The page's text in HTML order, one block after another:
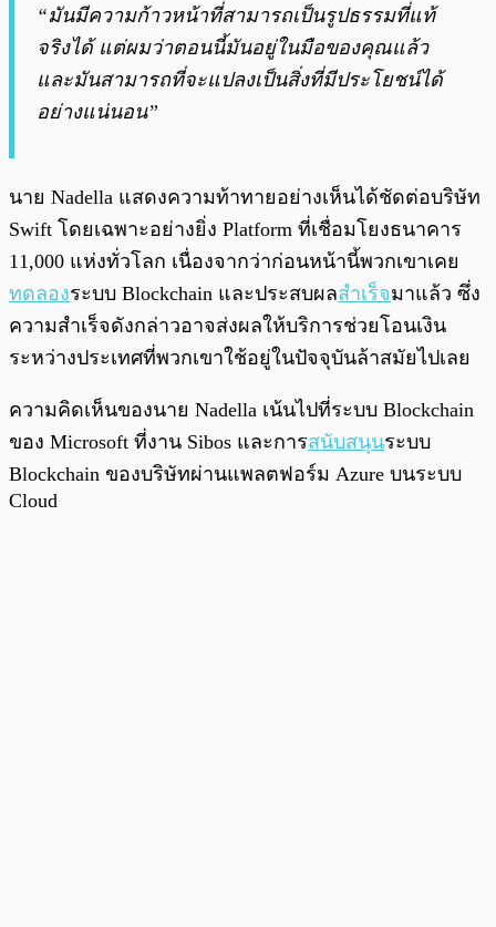
“มันมีความก้าวหน้าที่สามารถเป็นรูปธรรมที่แท้
จริงได้ แต่ผมว่าตอนนี้มันอยู่ในมือของคุณแล้ว
และมันสามารถที่จะแปลงเป็นสิ่งที่มีประโยชน์ได้
อย่างแน่นอน”
นาย Nadella แสดงความท้าทายอย่างเห็นได้ชัดต่อบริษัท
Swift โดยเฉพาะอย่างยิ่ง Platform ที่เชื่อมโยงธนาคาร
11,000 แห่งทั่วโลก เนื่องจากว่าก่อนหน้านี้พวกเขาเคย
ทดลองระบบ Blockchain และประสบผลสำเร็จมาแล้ว ซึ่ง
ความสำเร็จดังกล่าวอาจส่งผลให้บริการช่วยโอนเงิน
ระหว่างประเทศที่พวกเขาใช้อยู่ในปัจจุบันล้าสมัยไปเลย
ความคิดเห็นของนาย Nadella เน้นไปที่ระบบ Blockchain
ของ Microsoft ที่งาน Sibos และการสนับสนุนระบบ
Blockchain ของบริษัทผ่านแพลตฟอร์ม Azure บนระบบ
Cloud